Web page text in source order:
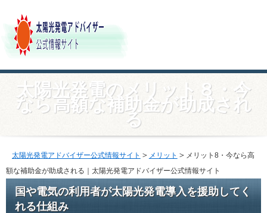
太陽光発電のメリット８・今
なら高額な補助金が助成され
る
太陽光発電アドバイザー公式情報サイト ＞ メリット ＞ メリット8・今なら高
額な補助金が助成される｜太陽光発電アドバイザー公式情報サイト
国や電気の利用者が太陽光発電導入を援助してく
れる仕組み